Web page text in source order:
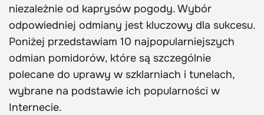
niezależnie od kaprysów pogody. Wybór
odpowiedniej odmiany jest kluczowy dla sukcesu.
Poniżej przedstawiam 10 najpopularniejszych
odmian pomidorów, które są szczególnie
polecane do uprawy w szklarniach i tunelach,
wybrane na podstawie ich popularności w
Internecie.